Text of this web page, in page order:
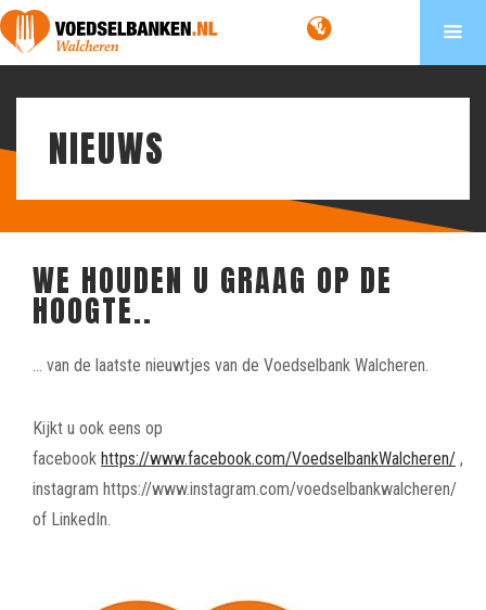
NIEUWS
WE HOUDEN U GRAAG OP DE
HOOGTE..
… van de laatste nieuwtjes van de Voedselbank Walcheren.
Kijkt u ook eens op
facebook https://www.facebook.com/VoedselbankWalcheren/ ,
instagram https://www.instagram.com/voedselbankwalcheren/
of LinkedIn.